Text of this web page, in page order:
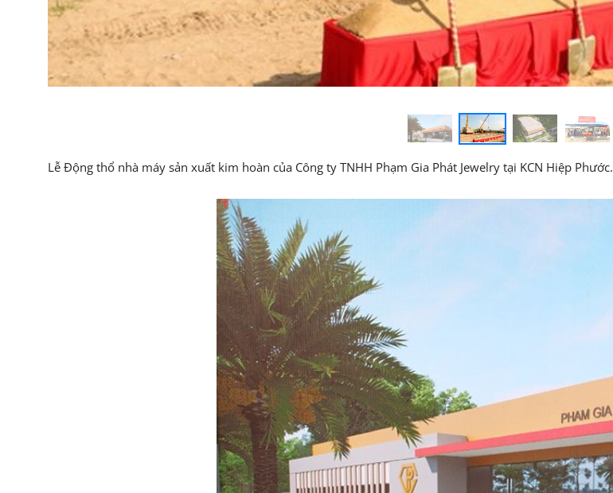
Lễ Động thổ nhà máy sản xuất kim hoàn của Công ty TNHH Phạm Gia Phát Jewelry tại KCN Hiệp Phước.